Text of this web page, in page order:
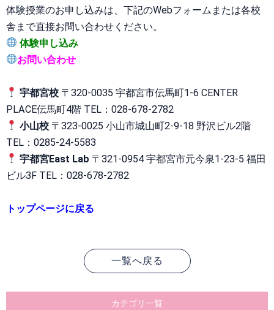
体験授業のお申し込みは、下記のWebフォームまたは各校
舎まで直接お問い合わせください。
体験申し込み
お問い合わせ
宇都宮校 〒320-0035 宇都宮市伝馬町1-6 CENTER
PLACE伝馬町4階 TEL：028-678-2782
小山校 〒323-0025 小山市城山町2-9-18 野沢ビル2階
TEL：0285-24-5583
宇都宮East Lab 〒321-0954 宇都宮市元今泉1-23-5 福田
ビル3F TEL：028-678-2782
トップページに戻る
一覧へ戻る
カテゴリ一覧